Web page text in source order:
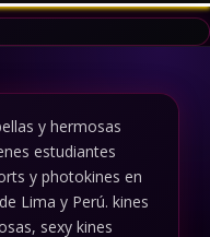
y hermosas
estudiantes
y photokines en
Lima y Perú. kines
sexy kines